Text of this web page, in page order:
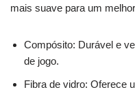
mais suave para um
Compósito: Durável e
de jogo.
Fibra de vidro: Oferece